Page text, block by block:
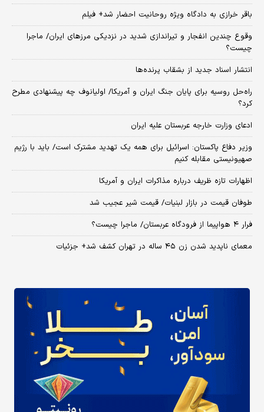
باقر خرازی به دادگاه ویژه روحانیت احضار شد+ فیلم
وقوع چندین انفجار و تیراندازی شدید در نزدیکی مرز‌های ایران/ ماجرا
چیست؟
انتشار اسناد جدید از بشقاب پرنده‌ها
راه‌حل روسیه برای پایان جنگ ایران و آمریکا/ اولیانوف چه پیشنهادی مطرح
کرد؟
ادعای وزارت خارجه عربستان علیه ایران
وزیر دفاع پاکستان: اسرائیل برای همه یک تهدید مشترک است/ باید با رژیم
صهیونیستی مقابله کنیم
اظهارات تازه ظریف درباره مذاکرات ایران و آمریکا
طوفان قیمت در بازار لبنیات/ قیمت شیر عجیب شد
فرار ۴ هواپیما از فرودگاه عربستان/ ماجرا چیست؟
معمای ناپدید شدن زن ۴۵ ساله در تهران کشف شد+ جزئیات